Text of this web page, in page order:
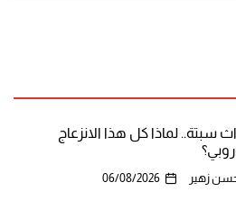
سبتة.. لماذا كل هذا الانزعاج
زهير 06/08/2026